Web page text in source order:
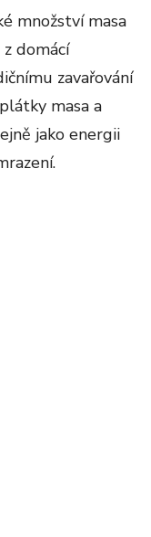
množství masa
domácí
zavařování
masa a
jako energii